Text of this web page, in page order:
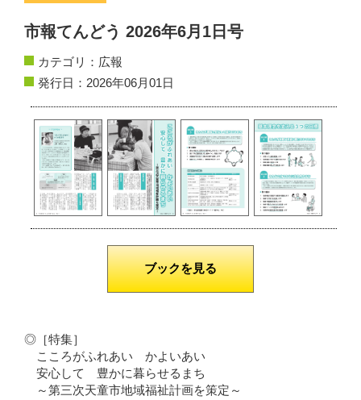
市報てんどう 2026年6月1日号
カテゴリ： 広報
発行日：2026年06月01日
ブックを見る
◎［特集］
こころがふれあい かよいあい
安心して 豊かに暮らせるまち
～第三次天童市地域福祉計画を策定～
個人情報保護方針
動作環境
リンク集